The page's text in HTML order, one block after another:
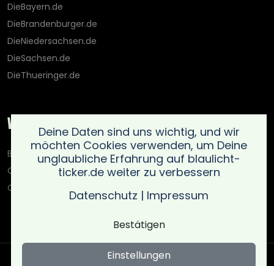
DieBayern.de
DieBrandenburger.de
DieNiedersachsen.de
DieSachsen.de
DieThueringer.de
Weitere Portale
Blaulicht-Ticker.de
Oberlausitz.holiday
OnlinedatingKompass.de
Copyright © Blaulicht Ticker 2026 .Ein Service der 021 Media
Deine Daten sind uns wichtig, und wir
möchten Cookies verwenden, um Deine
unglaubliche Erfahrung auf blaulicht-
ticker.de weiter zu verbessern
Datenschutz | Impressum
Bestätigen
Einstellungen